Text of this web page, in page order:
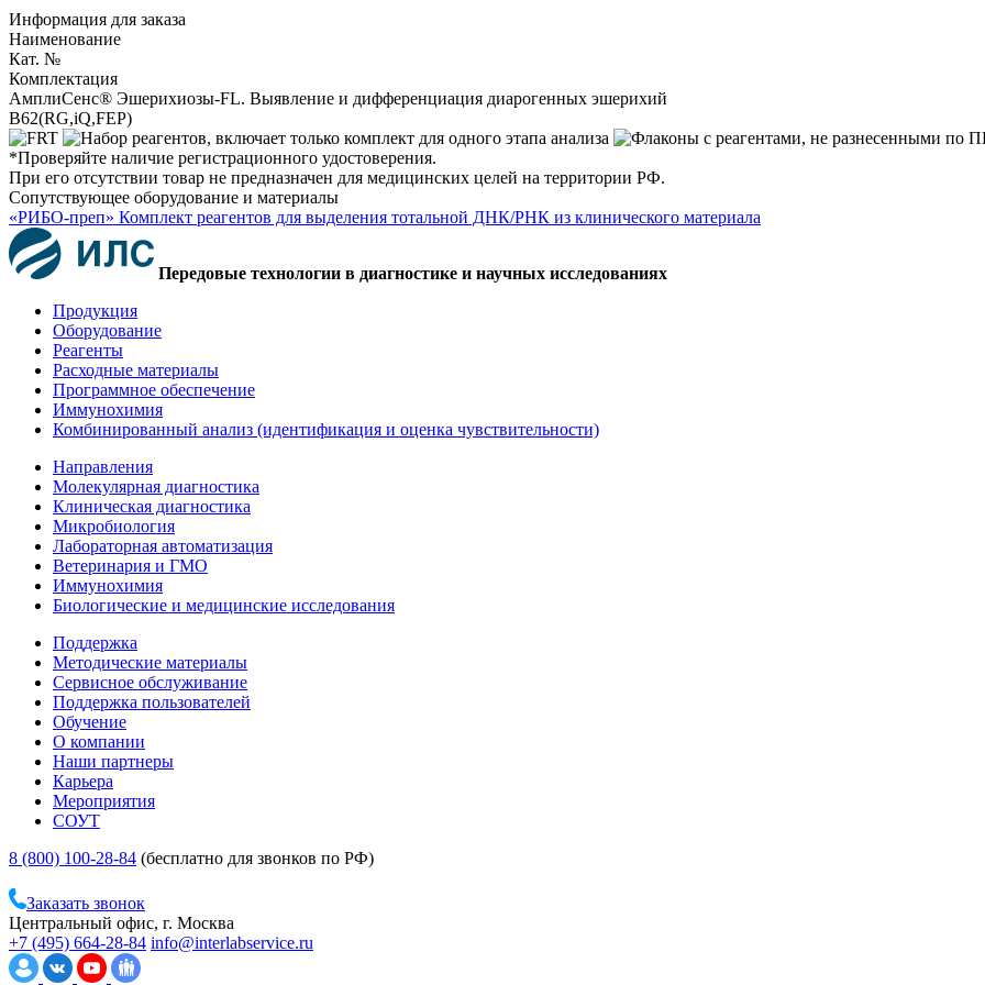
Информация для заказа
Наименование
Кат. №
Комплектация
АмплиСенс® Эшерихиозы-FL. Выявление и дифференциация диарогенных эшерихий
B62(RG,iQ,FEP)
*Проверяйте наличие регистрационного удостоверения.
При его отсутствии товар не предназначен для медицинских целей на территории РФ.
Сопутствующее оборудование и материалы
«РИБО-преп» Комплект реагентов для выделения тотальной ДНК/РНК из клинического материала
Передовые технологии в диагностике и научных исследованиях
Продукция
Оборудование
Реагенты
Расходные материалы
Программное обеспечение
Иммунохимия
Комбинированный анализ (идентификация и оценка чувствительности)
Направления
Молекулярная диагностика
Клиническая диагностика
Микробиология
Лабораторная автоматизация
Ветеринария и ГМО
Иммунохимия
Биологические и медицинские исследования
Поддержка
Методические материалы
Сервисное обслуживание
Поддержка пользователей
Обучение
О компании
Наши партнеры
Карьера
Мероприятия
СОУТ
8 (800) 100-28-84 (бесплатно для звонков по РФ)
Заказать звонок
Центральный офис, г. Москва
+7 (495) 664-28-84 info@interlabservice.ru